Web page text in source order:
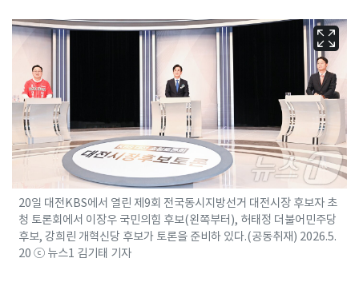
20일 대전KBS에서 열린 제9회 전국동시지방선거 대전시장 후보자 초
청 토론회에서 이장우 국민의힘 후보(왼쪽부터), 허태정 더불어민주당
후보, 강희린 개혁신당 후보가 토론을 준비하 있다.(공동취재) 2026.5.
20 ⓒ 뉴스1 김기태 기자